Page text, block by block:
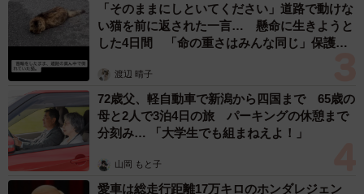
「そのままにしといてください」道路で動けな
い猫を前に返された一言… 懸命に生きようと
した4日間 「命の重さはみんな同じ」保護団
渡辺 晴子
72歳父、軽自動車で新潟から四国まで 65歳の
母と2人で3泊4日の旅 パーキングの休憩まで
分刻み… 「大学生でも組まねえよ！」
山岡 もと子
愛車は総走行距離17万キロのホンダレジェン